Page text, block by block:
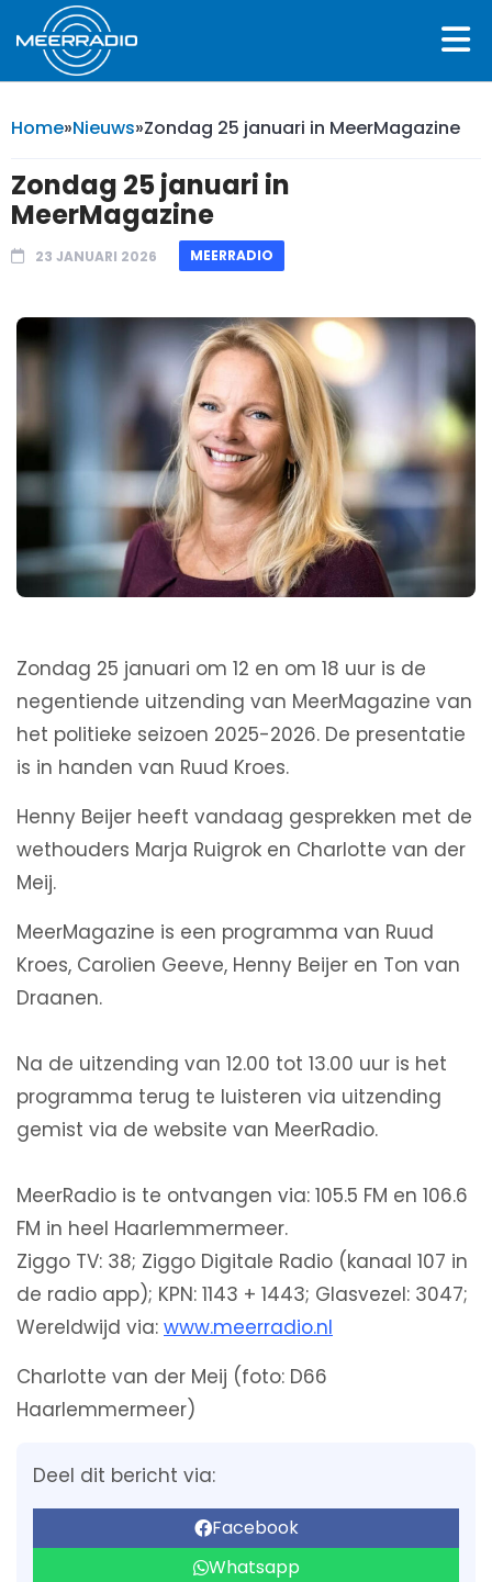
Home»Nieuws»Zondag 25 januari in MeerMagazine
Zondag 25 januari in
MeerMagazine
23 JANUARI 2026 MEERRADIO
Zondag 25 januari om 12 en om 18 uur is de
negentiende uitzending van MeerMagazine van
het politieke seizoen 2025-2026. De presentatie
is in handen van Ruud Kroes.
Henny Beijer heeft vandaag gesprekken met de
wethouders Marja Ruigrok en Charlotte van der
Meij.
MeerMagazine is een programma van Ruud
Kroes, Carolien Geeve, Henny Beijer en Ton van
Draanen.
Na de uitzending van 12.00 tot 13.00 uur is het
programma terug te luisteren via uitzending
gemist via de website van MeerRadio.
MeerRadio is te ontvangen via: 105.5 FM en 106.6
FM in heel Haarlemmermeer.
Ziggo TV: 38; Ziggo Digitale Radio (kanaal 107 in
de radio app); KPN: 1143 + 1443; Glasvezel: 3047;
Wereldwijd via: www.meerradio.nl
Charlotte van der Meij (foto: D66
Haarlemmermeer)
Deel dit bericht via:
Facebook
Whatsapp